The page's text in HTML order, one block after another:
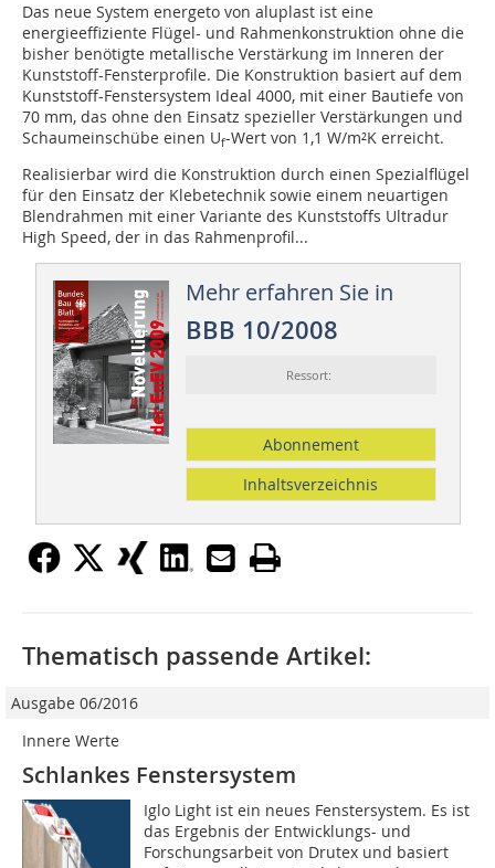
Das neue System energeto von aluplast ist eine
energieeffiziente Flügel- und Rahmenkonstruktion ohne die
bisher benötigte metallische Verstärkung im Inneren der
Kunststoff-Fensterprofile. Die Konstruktion basiert auf dem
Kunststoff-Fenstersystem Ideal 4000, mit einer Bautiefe von
70 mm, das ohne den Einsatz spezieller Verstärkungen und
Schaumeinschübe einen Uf-Wert von 1,1 W/m²K erreicht.
Realisierbar wird die Konstruktion durch einen Spezialflügel
für den Einsatz der Klebetechnik sowie einem neuartigen
Blendrahmen mit einer Variante des Kunststoffs Ultradur
High Speed, der in das Rahmenprofil...
Mehr erfahren Sie in
BBB 10/2008
Ressort:
Abonnement
Inhaltsverzeichnis
Thematisch passende Artikel:
Ausgabe 06/2016
Innere Werte
Schlankes Fenstersystem
Iglo Light ist ein neues Fenstersystem. Es ist
das Ergebnis der Entwicklungs- und
Forschungsarbeit von Drutex und basiert